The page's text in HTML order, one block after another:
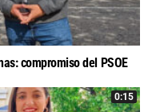
compromiso del PSOE
0:15